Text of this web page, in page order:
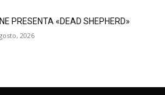
PRESENTA «DEAD SHEPHERD»
2026